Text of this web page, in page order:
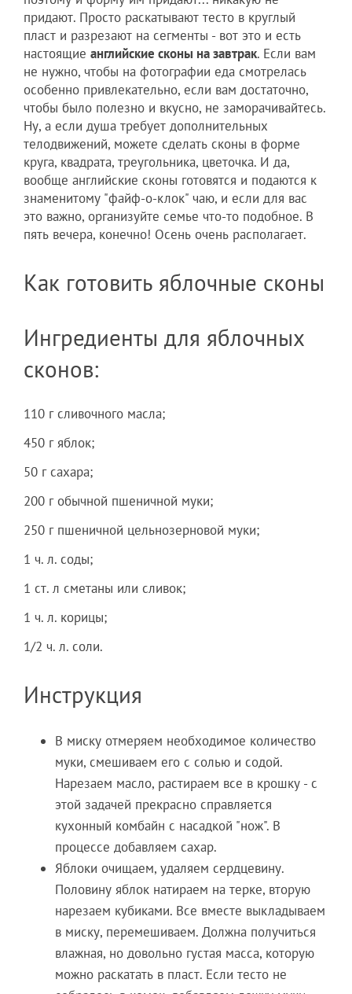
придают. Просто раскатывают тесто в круглый
пласт и разрезают на сегменты - вот это и есть
настоящие английские сконы на завтрак. Если вам
не нужно, чтобы на фотографии еда смотрелась
особенно привлекательно, если вам достаточно,
чтобы было полезно и вкусно, не заморачивайтесь.
Ну, а если душа требует дополнительных
телодвижений, можете сделать сконы в форме
круга, квадрата, треугольника, цветочка. И да,
вообще английские сконы готовятся и подаются к
знаменитому "файф-о-клок" чаю, и если для вас
это важно, организуйте семье что-то подобное. В
пять вечера, конечно! Осень очень располагает.
Как готовить яблочные сконы
Ингредиенты для яблочных
сконов:
110 г сливочного масла;
450 г яблок;
50 г сахара;
200 г обычной пшеничной муки;
250 г пшеничной цельнозерновой муки;
1 ч. л. соды;
1 ст. л сметаны или сливок;
1 ч. л. корицы;
1/2 ч. л. соли.
Инструкция
В миску отмеряем необходимое количество
муки, смешиваем его с солью и содой.
Нарезаем масло, растираем все в крошку - с
этой задачей прекрасно справляется
кухонный комбайн с насадкой "нож". В
процессе добавляем сахар.
Яблоки очищаем, удаляем сердцевину.
Половину яблок натираем на терке, вторую
нарезаем кубиками. Все вместе выкладываем
в миску, перемешиваем. Должна получиться
влажная, но довольно густая масса, которую
можно раскатать в пласт. Если тесто не